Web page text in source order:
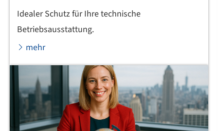
Idealer Schutz für Ihre technische
Betriebsausstattung.
mehr